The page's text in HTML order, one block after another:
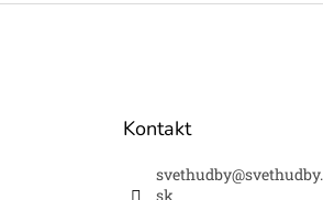
Kontakt
svethudby@svethudby.
sk